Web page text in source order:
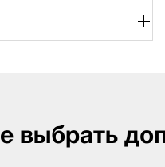
выбрать